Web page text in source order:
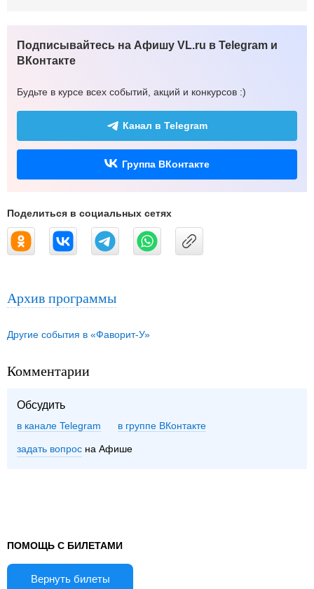
Подписывайтесь на Афишу VL.ru в Telegram и
ВКонтакте
Будьте в курсе всех событий, акций и конкурсов :)
Канал в Telegram
Группа ВКонтакте
Поделиться в социальных сетях
Архив программы
Другие события в «Фаворит-У»
Комментарии
Обсудить
в канале Telegram группе ВКонтакте
задать вопрос на Афише
ПОМОЩЬ С БИЛЕТАМИ
Вернуть билеты